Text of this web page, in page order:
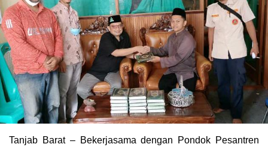
Tanjab Barat – Bekerjasama dengan Pondok Pesantren